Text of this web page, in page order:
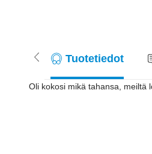
Tuotetiedot
Oli kokosi mikä tahansa, meiltä